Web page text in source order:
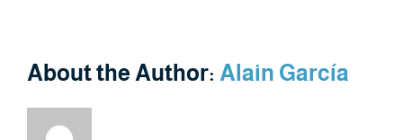
des
About the Author: Alain García